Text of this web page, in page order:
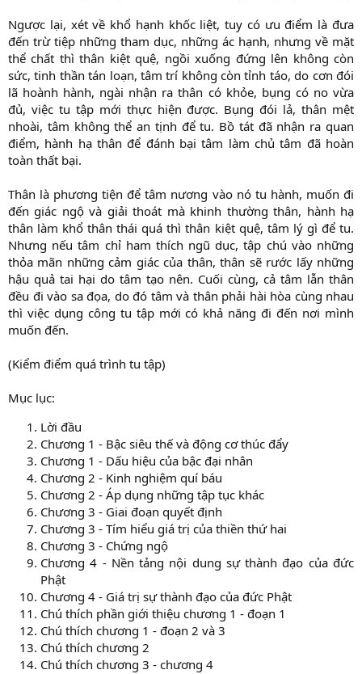
Ngược lại, xét về khổ hạnh khốc liệt, tuy có ưu điểm là đưa
đến trừ tiệp những tham dục, những ác hạnh, nhưng về mặt
thể chất thì thân kiệt quệ, ngồi xuống đứng lên không còn
sức, tinh thần tán loạn, tâm trí không còn tỉnh táo, do cơn đói
lã hoành hành, ngài nhận ra thân có khỏe, bụng có no vừa
đủ, việc tu tập mới thực hiện được. Bụng đói lả, thân mệt
nhoài, tâm không thể an tịnh để tu. Bồ tát đã nhận ra quan
điểm, hành hạ thân để đánh bại tâm làm chủ tâm đã hoàn
toàn thất bại.
Thân là phương tiện để tâm nương vào nó tu hành, muốn đi
đến giác ngộ và giải thoát mà khinh thường thân, hành hạ
thân làm khổ thân thái quá thì thân kiệt quệ, tâm lý gì để tu.
Nhưng nếu tâm chỉ ham thích ngũ dục, tập chú vào những
thỏa mãn những cảm giác của thân, thân sẽ rước lấy những
hậu quả tai hại do tâm tạo nên. Cuối cùng, cả tâm lẫn thân
đều đi vào sa đọa, do đó tâm và thân phải hài hòa cùng nhau
thì việc dụng công tu tập mới có khả năng đi đến nơi mình
muốn đến.
(Kiểm điểm quá trình tu tập)
Mục lục:
Lời đầu
Chương 1 - Bậc siêu thế và động cơ thúc đẩy
Chương 1 - Dấu hiệu của bậc đại nhân
Chương 2 - Kinh nghiệm quí báu
Chương 2 - Áp dụng những tập tục khác
Chương 3 - Giai đoạn quyết định
Chương 3 - Tím hiểu giá trị của thiền thứ hai
Chương 3 - Chứng ngộ
Chương 4 - Nền tảng nội dung sự thành đạo của đức
Phật
Chương 4 - Giá trị sự thành đạo của đức Phật
Chú thích phần giới thiệu chương 1 - đoạn 1
Chú thích chương 1 - đoạn 2 và 3
Chú thích chương 2
Chú thích chương 3 - chương 4